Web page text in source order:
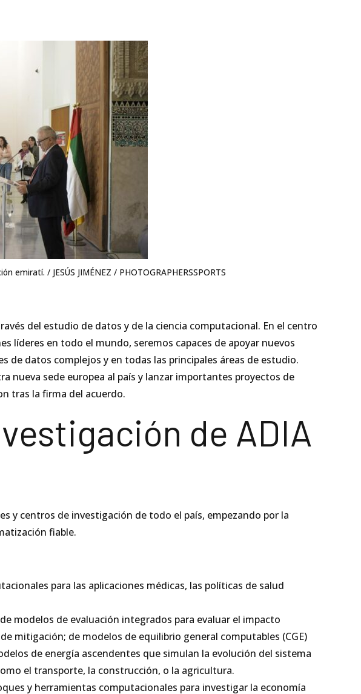
/ JESÚS JIMÉNEZ / PHOTOGRAPHERSSPORTS
del estudio de datos y de la ciencia computacional. En el centro
líderes en todo el mundo, seremos capaces de apoyar nuevos
de datos complejos y en todas las principales áreas de estudio.
nueva sede europea al país y lanzar importantes proyectos de
tras la firma del acuerdo.
de ADIA
y centros de investigación de todo el país, empezando por la
fiable.
para las aplicaciones médicas, las políticas de salud
modelos de evaluación integrados para evaluar el impacto
mitigación; de modelos de equilibrio general computables (CGE)
de energía ascendentes que simulan la evolución del sistema
el transporte, la construcción, o la agricultura.
y herramientas computacionales para investigar la economía